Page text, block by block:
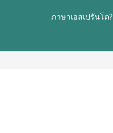
ภาษาเอสเปรันโต?